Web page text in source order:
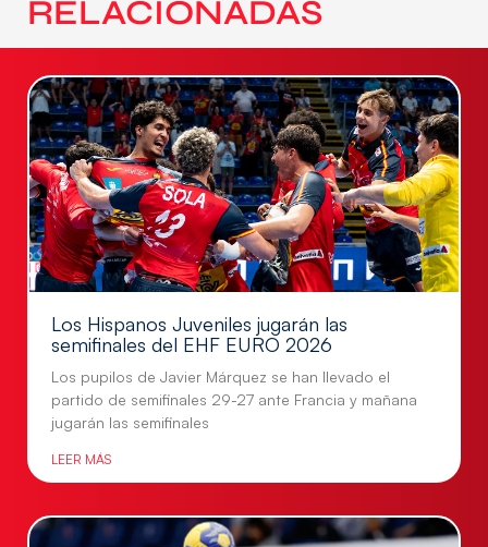
RELACIONADAS
Los Hispanos Juveniles jugarán las
semifinales del EHF EURO 2026
Los pupilos de Javier Márquez se han llevado el
partido de semifinales 29-27 ante Francia y mañana
jugarán las semifinales
LEER MÁS